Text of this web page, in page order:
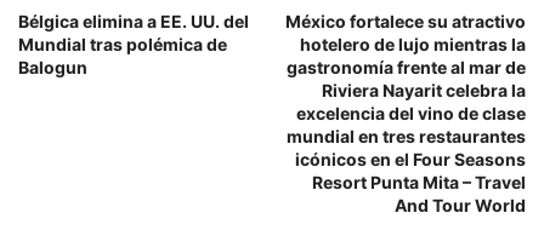
Bélgica elimina a EE. UU. del
Mundial tras polémica de
Balogun
México fortalece su atractivo
hotelero de lujo mientras la
gastronomía frente al mar de
Riviera Nayarit celebra la
excelencia del vino de clase
mundial en tres restaurantes
icónicos en el Four Seasons
Resort Punta Mita – Travel
And Tour World